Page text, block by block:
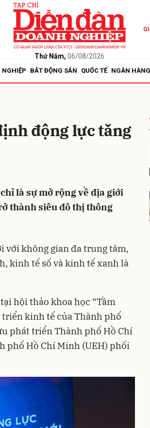
Thứ Năm, 06/08/2026
NGHIỆP BẤT ĐỘNG SẢN QUỐC TẾ NGÂN
động lực tăng
là sự mở rộng về địa giới
thành siêu đô thị thông
với không gian đa trung tâm,
kinh tế số và kinh tế xanh là
hội thảo khoa học “Tầm
kinh tế của Thành phố
phát triển Thành phố Hồ Chí
phố Hồ Chí Minh (UEH) phối